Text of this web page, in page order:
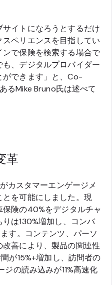
サイトになろうとするだけ
ペリエンスを目指してい
で保険を検索する場合で
、デジタルプロバイダー
ができます」と、Co-
るMike Bruno氏は述べて
革
スタマーエンゲージメ
を可能にしました。現
険の40%をデジタルチャ
は130%増加し、コンバ
す。コンテンツ、パーソ
善により、製品の関連性
が15%+増加し、訪問者の
ジの読み込みが11%高速化